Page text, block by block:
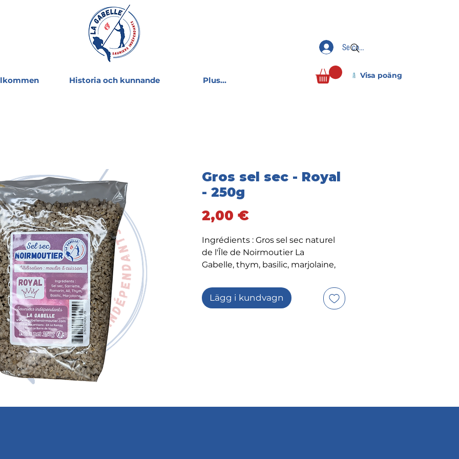
Historia och kunnande Plus...
Se connecter
Visa poäng
Gros sel sec - Royal
- 250g
2,00 €Pris
Ingrédients : Gros sel sec naturel
de l'Île de Noirmoutier La
Gabelle, thym, basilic, marjolaine,
Lägg i kundvagn